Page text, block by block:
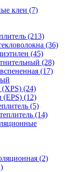
клеи (7)
(213)
(36)
(45)
(28)
(17)
(XPS) (24)
(EPS) (12)
(5)
(14)
(2)